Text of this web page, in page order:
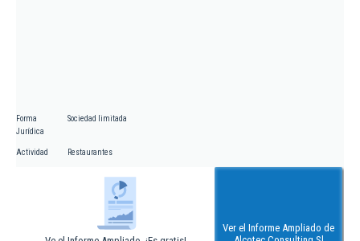
Forma
Jurídica
Sociedad limitada
Actividad Restaurantes
Ver el Informe Ampliado de